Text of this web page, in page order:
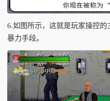
6.如图所示，这就是玩家操控
暴力手段。